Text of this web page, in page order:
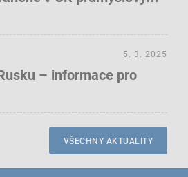
– informace pro
5. 3. 2025
VŠECHNY AKTUALITY